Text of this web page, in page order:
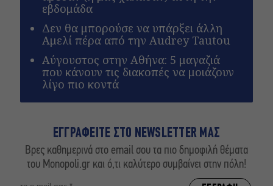
εβδομάδα
Δεν θα μπορούσε να υπάρξει άλλη
Αμελί πέρα από την Audrey Tautou
Αύγουστος στην Αθήνα: 5 μαγαζιά
που κάνουν τις διακοπές να μοιάζουν
λίγο πιο κοντά
ΕΓΓΡΑΦΕΙΤΕ ΣΤΟ NEWSLETTER ΜΑΣ
Βρες καθημερινά στο email σου τα πιο δημοφιλή θέματα
του Monopoli.gr και ό,τι καλύτερο συμβαίνει στην πόλη!